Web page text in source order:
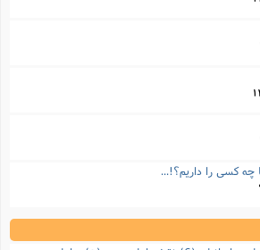
چه کسی را داریم؟!...